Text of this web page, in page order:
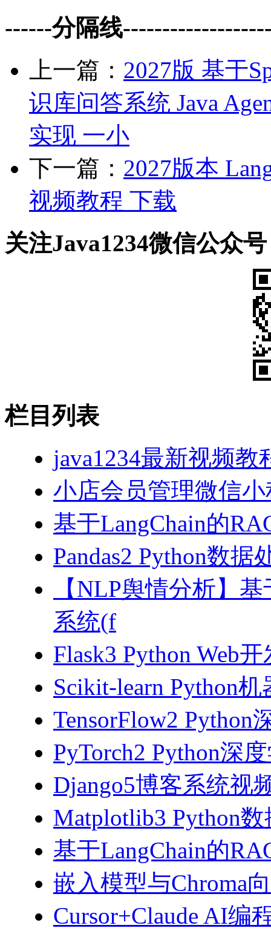
------分隔线
上一篇： 2027版 基于
识库问答系统 Java
实现 一小
下一篇： 2027版本
视频教程 下载
关注Java1234微信公众号
栏目列表
java1234最新视频教
小店会员管理微信
基于LangChain的
Pandas2 Python数
【NLP舆情分析】
系统(f
Flask3 Python Web
Scikit-learn Python
TensorFlow2 Python
PyTorch2 Python深
Django5博客系统视
Matplotlib3 Python
基于LangChain的
嵌入模型与Chroma
Cursor+Claude AI编